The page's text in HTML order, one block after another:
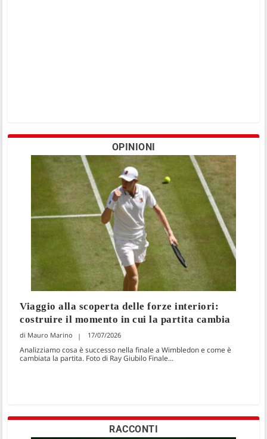
OPINIONI
Viaggio alla scoperta delle forze interiori:
costruire il momento in cui la partita cambia
Mauro Marino 17/07/2026
Analizziamo cosa è successo nella finale a Wimbledon e come è
cambiata la partita. Foto di Ray Giubilo Finale...
RACCONTI